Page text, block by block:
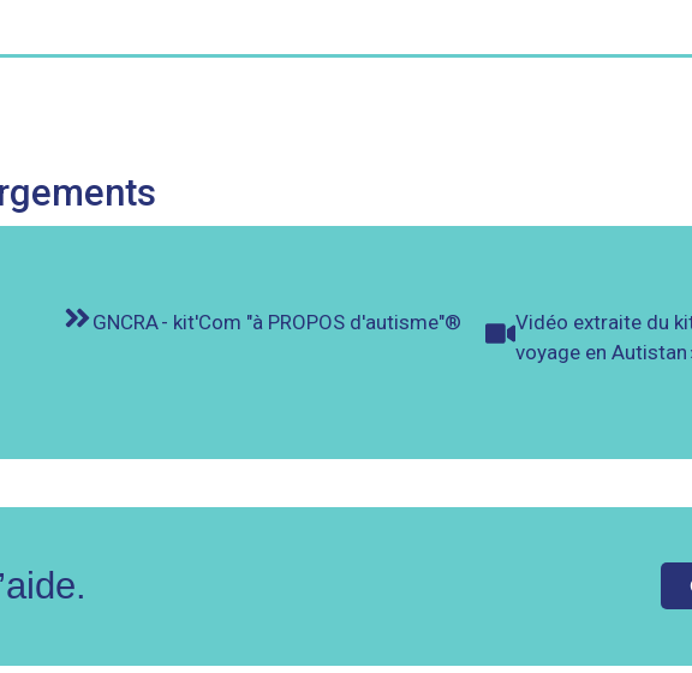
GNCRA - kit'Com "à PROPOS d'autisme"®
Vidéo extraite du
voyage en Autistan